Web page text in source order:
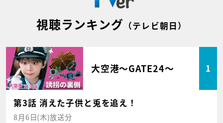
視聴ランキング （テレビ朝日）
大空港～GATE24～ 1
第3話 消えた子供と兎を追え！
8月6日(木)放送分